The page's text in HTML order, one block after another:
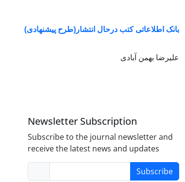
بانک اطلاعاتی کتب درحال انتشار(طرح پیشنهادی)
علیرضا بهمن آبادی
Newsletter Subscription
Subscribe to the journal newsletter and
receive the latest news and updates
Subscribe